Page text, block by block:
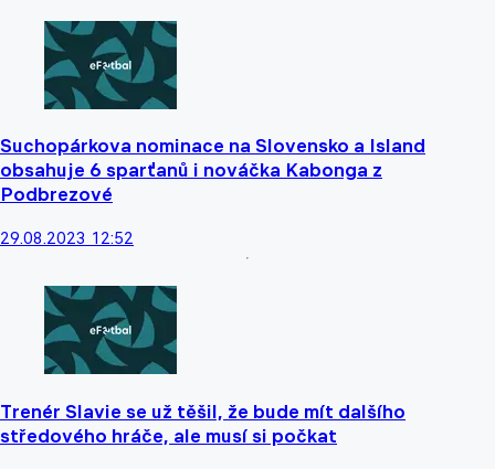
Suchopárkova nominace na Slovensko a Island
obsahuje 6 sparťanů i nováčka Kabonga z
Podbrezové
29.08.2023 12:52
Trenér Slavie se už těšil, že bude mít dalšího
středového hráče, ale musí si počkat